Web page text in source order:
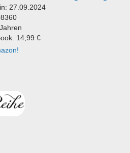
27.09.2024
14,99 €